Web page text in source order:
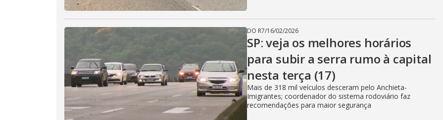
DO R7/16/02/2026
SP: veja os melhores horários
para subir a serra rumo à capital
nesta terça (17)
Mais de 318 mil veículos desceram pelo Anchieta-
Imigrantes; coordenador do sistema rodoviário faz
recomendações para maior segurança